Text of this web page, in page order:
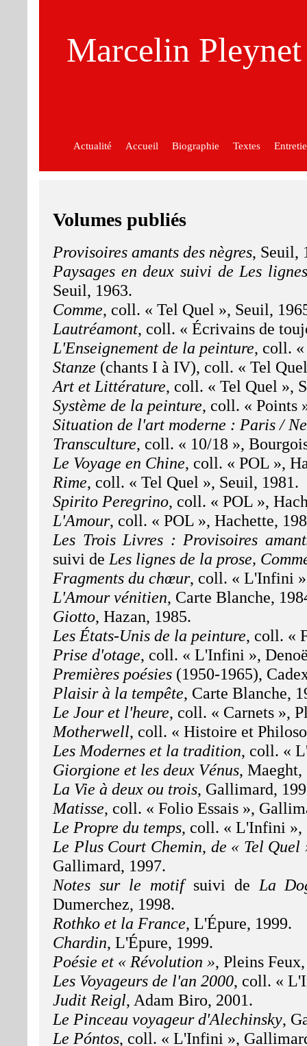
Actualité Accueil Biographie Textes
Marcelin Pleynet
Volumes publiés
Provisoires amants des nègres, Seuil,
Paysages en deux suivi de Les
Seuil, 1963.
Comme, coll. « Tel Quel », Seuil,
Lautréamont, coll. « Écrivains de
L'Enseignement de la peinture, coll.
Stanze (chants I à IV), coll. « Tel
Art et Littérature, coll. « Tel Quel »,
Système de la peinture, coll. « Points
Situation de l'art moderne : Paris /
Transculture, coll. « 10/18 »,
Le Voyage en Chine, coll. « POL »,
Rime, coll. « Tel Quel », Seuil, 1981.
Spirito Peregrino, coll. « POL »,
L'Amour, coll. « POL », Hachette,
Les Trois Livres : Provisoires
suivi de Les lignes de la prose,
Fragments du chœur, coll. « L'Infini
L'Amour vénitien, Carte Blanche,
Giotto, Hazan, 1985.
Les États-Unis de la peinture, coll. «
Prise d'otage, coll. « L'Infini »,
Premières poésies (1950-1965),
Plaisir à la tempête, Carte Blanche,
Le Jour et l'heure, coll. « Carnets »,
Motherwell, coll. « Histoire et
Les Modernes et la tradition, coll. «
Giorgione et les deux Vénus, Maeght,
La Vie à deux ou trois, Gallimard,
Matisse, coll. « Folio Essais »,
Le Propre du temps, coll. « L'Infini »,
Le Plus Court Chemin, de « Tel
Gallimard, 1997.
Notes sur le motif suivi de La
Dumerchez, 1998.
Rothko et la France, L'Épure, 1999.
Chardin, L'Épure, 1999.
Poésie et « Révolution », Pleins
Les Voyageurs de l'an 2000, coll. «
Judit Reigl, Adam Biro, 2001.
Le Pinceau voyageur d'Alechinsky,
Le Póntos, coll. « L'Infini »,